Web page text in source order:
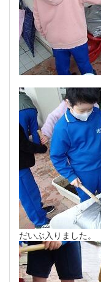
だいぶ入りました。